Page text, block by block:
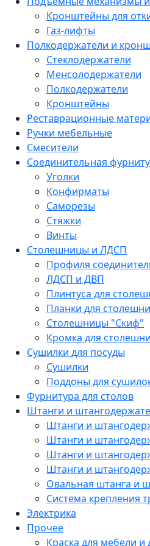
Кронштейны для
Газ-лифты
Полкодержатели и
Стеклодержатели
Менсолодержатели
Полкодержатели
Кронштейны
Реставрационные
Ручки мебельные
Смесители
Соединительная
Уголки
Конфирматы
Саморезы
Стяжки
Винты
Столешницы и ЛДСП
Профиля
ЛДСП и ДВП
Плинтуса для
Планки для
Столешницы "Скиф"
Кромка для
Сушилки для посуды
Сушилки
Поддоны для
Фурнитура для столов
Штанги и
Штанги и
Штанги и
Штанги и
Штанги и
Овальная штанга и
Система крепления
Электрика
Прочее
Краска для мебели и